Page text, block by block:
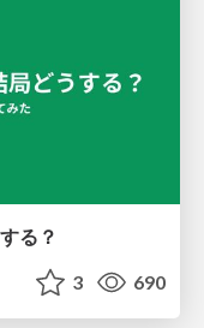
る？
3 690